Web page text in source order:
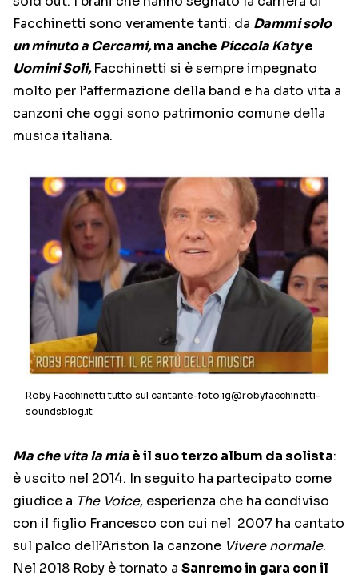
Facchinetti sono veramente tanti: da Dammi solo
un minuto a Cercami,ma anche Piccola Katye
Uomini Soli,Facchinetti si è sempre impegnato
molto per l’affermazione della band e ha dato vita a
canzoni che oggi sono patrimonio comune della
musica italiana.
Roby Facchinetti tutto sul cantante-foto ig@robyfacchinetti-
soundsblog.it
Ma che vita la miaè il suo terzo album da solista:
è uscito nel 2014. In seguito ha partecipato come
giudice a The Voice, esperienza che ha condiviso
con il figlio Francesco con cui nel 2007 ha cantato
sul palco dell’Ariston la canzone Vivere normale.
Nel 2018 Roby è tornato a Sanremo in gara con il